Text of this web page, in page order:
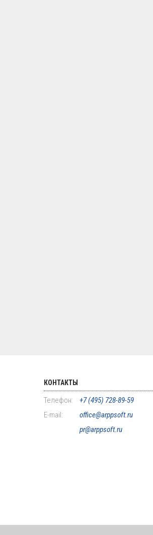
КОНТАКТЫ
Телефон:
+7 (495) 728-89-59
E-mail:
office@arppsoft.ru
pr@arppsoft.ru